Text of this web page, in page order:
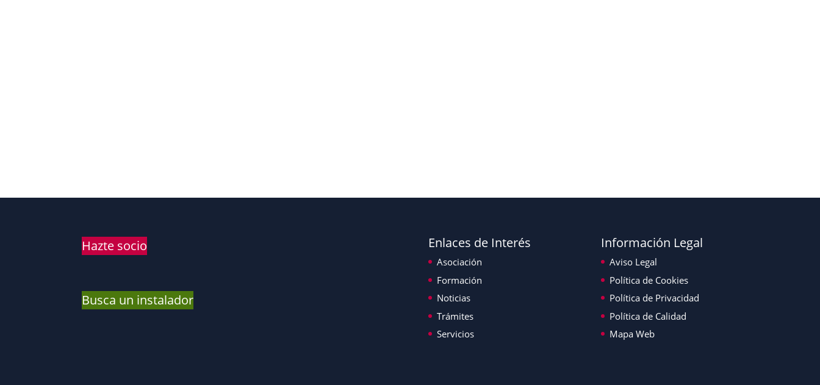
Hazte socio
Busca un instalador
Enlaces de Interés
Asociación
Formación
Noticias
Trámites
Servicios
Información Legal
Aviso Legal
Política de Cookies
Política de Privacidad
Política de Calidad
Mapa Web